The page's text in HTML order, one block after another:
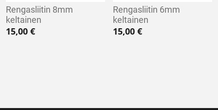
Rengasliitin 8mm
keltainen
15,00 €
Rengasliitin 6mm
keltainen
15,00€